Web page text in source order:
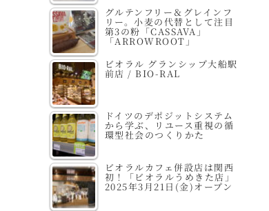
グルテンフリー＆グレインフ
リー。小麦の代替として注目
第3の粉「CASSAVA」
「ARROWROOT」
ビオラル グランシップ大船駅
前店 / BIO-RAL
ドイツのデポジットシステム
から学ぶ、リユース重視の循
環型社会のつくりかた
ビオラルカフェ併設店は関西
初！「ビオラルうめきた店」
2025年3月21日(金)オープン